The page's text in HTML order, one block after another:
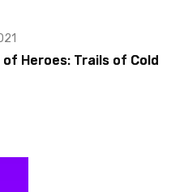
of Heroes: Trails of Cold